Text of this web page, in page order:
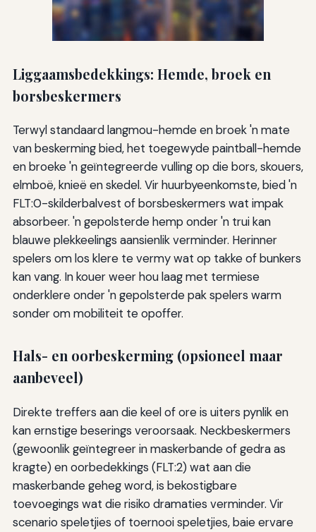
Liggaamsbedekkings: Hemde, broek en
borsbeskermers
Terwyl standaard langmou-hemde en broek 'n mate
van beskerming bied, het toegewyde paintball-hemde
en broeke 'n geïntegreerde vulling op die bors, skouers,
elmboë, knieë en skedel. Vir huurbyeenkomste, bied 'n
FLT:0-skilderbalvest of borsbeskermers wat impak
absorbeer. 'n gepolsterde hemp onder 'n trui kan
blauwe plekkeelings aansienlik verminder. Herinner
spelers om los klere te vermy wat op takke of bunkers
kan vang. In kouer weer hou laag met termiese
onderklere onder 'n gepolsterde pak spelers warm
sonder om mobiliteit te opoffer.
Hals- en oorbeskerming (opsioneel maar
aanbeveel)
Direkte treffers aan die keel of ore is uiters pynlik en
kan ernstige beserings veroorsaak. Neckbeskermers
(gewoonlik geïntegreer in maskerbande of gedra as
kragte) en oorbedekkings (FLT:2) wat aan die
maskerbande geheg word, is bekostigbare
toevoegings wat die risiko dramaties verminder. Vir
scenario speletjies of toernooi speletjies, baie ervare